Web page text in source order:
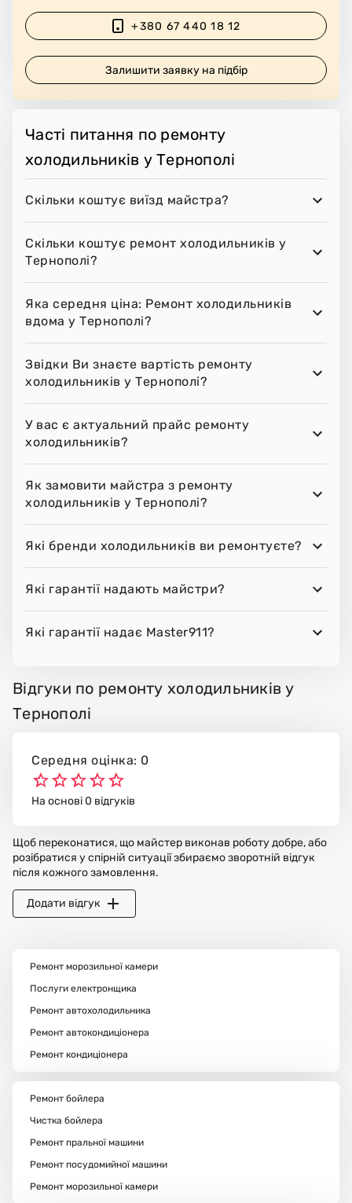
+380 67 440 18 12
Залишити заявку на підбір
Часті питання по ремонту
холодильників у Тернополі
Скільки коштує виїзд майстра?
Скільки коштує ремонт холодильників у
Тернополі?
Яка середня ціна: Ремонт холодильників
вдома у Тернополі?
Звідки Ви знаєте вартість ремонту
холодильників у Тернополі?
У вас є актуальний прайс ремонту
холодильників?
Як замовити майстра з ремонту
холодильників у Тернополі?
Які бренди холодильників ви ремонтуєте?
Які гарантії надають майстри?
Які гарантії надає Master911?
Відгуки по ремонту холодильників у
Тернополі
Середня оцінка: 0
На основі 0 відгуків
Щоб переконатися, що майстер виконав роботу добре, або
розібратися у спірній ситуації збираємо зворотній відгук
після кожного замовлення.
Додати відгук
Ремонт морозильної камери
Послуги електронщика
Ремонт автохолодильника
Ремонт автокондиціонера
Ремонт кондиціонера
Ремонт бойлера
Чистка бойлера
Ремонт пральної машини
Ремонт посудомийної машини
Ремонт морозильної камери